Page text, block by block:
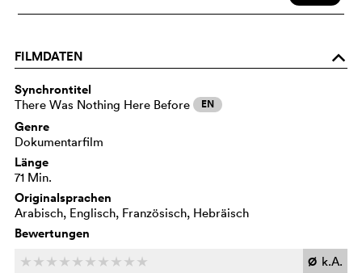
FILMDATEN o
Synchrontitel
There Was Nothing Here Before EN
Genre
Dokumentarfilm
Länge
71 Min.
Originalsprachen
Arabisch, Englisch, Französisch, Hebräisch
Bewertungen
c c c c c c c c c c Ø k.A.